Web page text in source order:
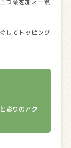
つ葉を加え一煮
してトッピング
彩りのアク